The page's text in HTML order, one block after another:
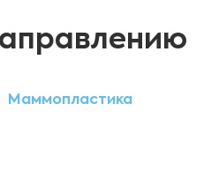
Маммопластика